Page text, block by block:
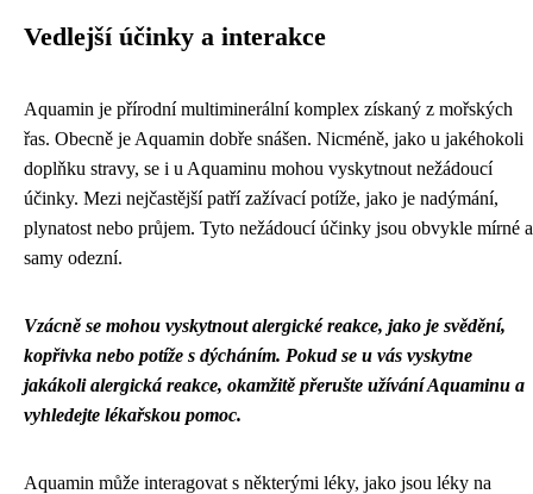
Vedlejší účinky a interakce
Aquamin je přírodní multiminerální komplex získaný z mořských
řas. Obecně je Aquamin dobře snášen. Nicméně, jako u jakéhokoli
doplňku stravy, se i u Aquaminu mohou vyskytnout nežádoucí
účinky. Mezi nejčastější patří zažívací potíže, jako je nadýmání,
plynatost nebo průjem. Tyto nežádoucí účinky jsou obvykle mírné a
samy odezní.
Vzácně se mohou vyskytnout alergické reakce, jako je svědění,
kopřivka nebo potíže s dýcháním. Pokud se u vás vyskytne
jakákoli alergická reakce, okamžitě přerušte užívání Aquaminu a
vyhledejte lékařskou pomoc.
Aquamin může interagovat s některými léky, jako jsou léky na